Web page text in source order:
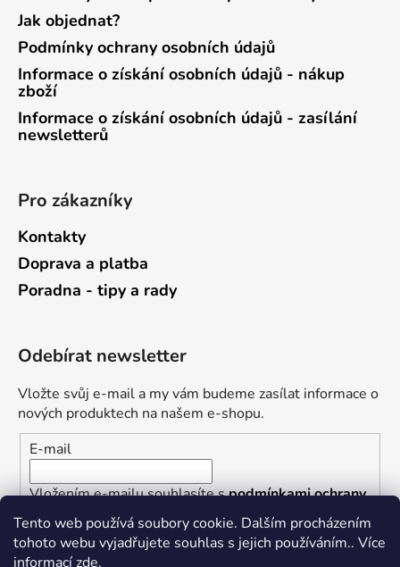
Tento web používá soubory cookie. Dalším procházením
tohoto webu vyjadřujete souhlas s jejich používáním.. Více
informacízde.
Jak objednat?
Podmínky ochrany osobních údajů
Informace o získání osobních údajů - nákup
zboží
Informace o získání osobních údajů - zasílání
newsletterů
Pro zákazníky
Kontakty
Doprava a platba
Poradna - tipy a rady
Odebírat newsletter
Vložte svůj e-mail a my vám budeme zasílat informace o
nových produktech na našem e-shopu.
E-mail
Vložením e-mailu souhlasíte spodmínkami ochrany
osobních údajů
PŘIHLÁSIT SE